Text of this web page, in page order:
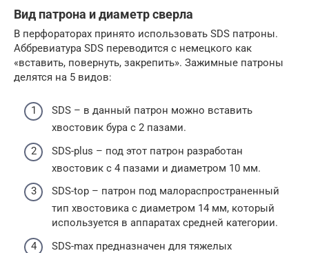
Вид патрона и диаметр сверла
В перфораторах принято использовать SDS патроны.
Аббревиатура SDS переводится с немецкого как
«вставить, повернуть, закрепить». Зажимные патроны
делятся на 5 видов:
SDS – в данный патрон можно вставить
хвостовик бура с 2 пазами.
SDS-plus – под этот патрон разработан
хвостовик с 4 пазами и диаметром 10 мм.
SDS-top – патрон под малораспространенный
тип хвостовика с диаметром 14 мм, который
используется в аппаратах средней категории.
SDS-max предназначен для тяжелых